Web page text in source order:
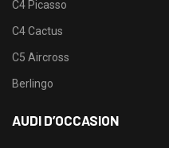
C4 Picasso
C4 Cactus
C5 Aircross
Berlingo
AUDI D’OCCASION